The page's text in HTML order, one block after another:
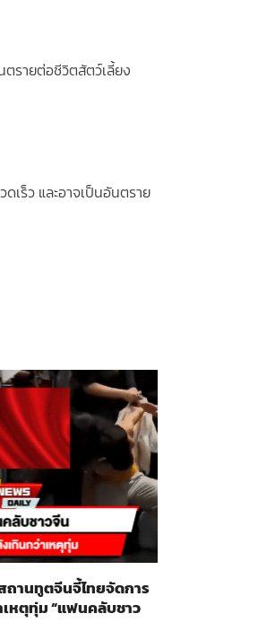
รายต่อชีวิตสัตว์เลี้ยง
เร็ว และอาจเป็นอันตราย
านทูตจีนจี้ไทยจัดการ
หตุทุ่ม “แฟนคลับชาว